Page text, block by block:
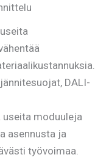
DALI-
useita moduuleja
asennusta ja
työvoimaa.